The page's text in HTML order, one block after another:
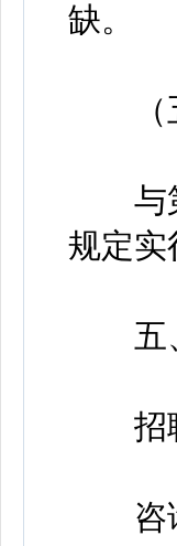
缺。
（
与第
规定实
五、
招聘
咨询